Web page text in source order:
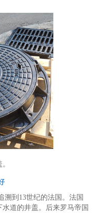
溯到13世纪的法国。法国
道的井盖。后来罗马帝国